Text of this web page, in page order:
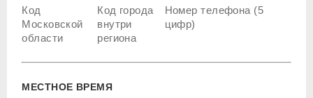
Код
Московской
области
Код города
внутри
региона
Номер телефона (5
цифр)
МЕСТНОЕ ВРЕМЯ